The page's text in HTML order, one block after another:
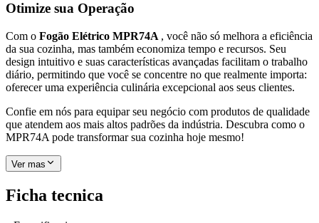
Otimize sua Operação
Com o Fogão Elétrico MPR74A , você não só melhora a eficiência
da sua cozinha, mas também economiza tempo e recursos. Seu
design intuitivo e suas características avançadas facilitam o trabalho
diário, permitindo que você se concentre no que realmente importa:
oferecer uma experiência culinária excepcional aos seus clientes.
Confie em nós para equipar seu negócio com produtos de qualidade
que atendem aos mais altos padrões da indústria. Descubra como o
MPR74A pode transformar sua cozinha hoje mesmo!
Ver mas
Ficha tecnica